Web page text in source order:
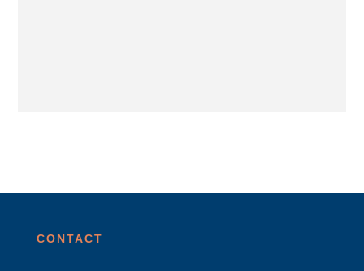
CONTACT